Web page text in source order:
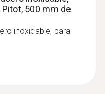
500 mm de
inoxidable, para